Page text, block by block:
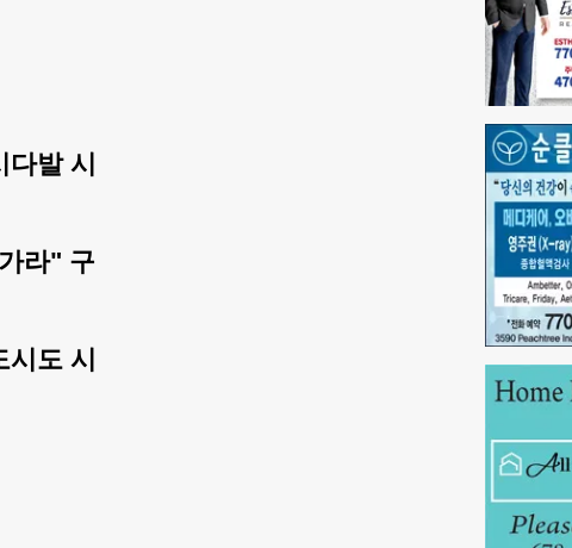
발 시
라" 구
도 시